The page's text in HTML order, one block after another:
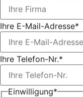
Ihre E-Mail-Adresse*
Ihre Telefon-Nr.*
Einwilligung*